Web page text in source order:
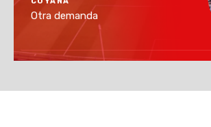
Otra demanda